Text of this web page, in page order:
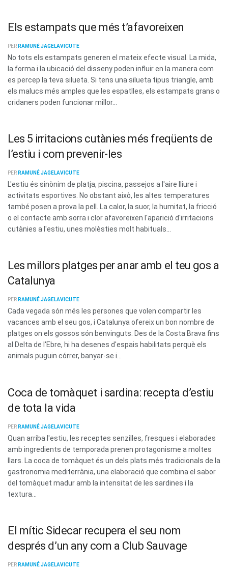
Els estampats que més t’afavoreixen
PER RAMUNÉ JAGELAVICUTE
No tots els estampats generen el mateix efecte visual. La mida,
la forma i la ubicació del disseny poden influir en la manera com
es percep la teva silueta. Si tens una silueta tipus triangle, amb
els malucs més amples que les espatlles, els estampats grans o
cridaners poden funcionar millor...
Les 5 irritacions cutànies més freqüents de
l’estiu i com prevenir-les
PER RAMUNÉ JAGELAVICUTE
L'estiu és sinònim de platja, piscina, passejos a l'aire lliure i
activitats esportives. No obstant això, les altes temperatures
també posen a prova la pell. La calor, la suor, la humitat, la fricció
o el contacte amb sorra i clor afavoreixen l'aparició d'irritacions
cutànies a l'estiu, unes molèsties molt habituals...
Les millors platges per anar amb el teu gos a
Catalunya
PER RAMUNÉ JAGELAVICUTE
Cada vegada són més les persones que volen compartir les
vacances amb el seu gos, i Catalunya ofereix un bon nombre de
platges on els gossos són benvinguts. Des de la Costa Brava fins
al Delta de l'Ebre, hi ha desenes d'espais habilitats perquè els
animals puguin córrer, banyar-se i...
Coca de tomàquet i sardina: recepta d’estiu
de tota la vida
PER RAMUNÉ JAGELAVICUTE
Quan arriba l'estiu, les receptes senzilles, fresques i elaborades
amb ingredients de temporada prenen protagonisme a moltes
llars. La coca de tomàquet és un dels plats més tradicionals de la
gastronomia mediterrània, una elaboració que combina el sabor
del tomàquet madur amb la intensitat de les sardines i la
textura...
El mític Sidecar recupera el seu nom
després d’un any com a Club Sauvage
PER RAMUNÉ JAGELAVICUTE